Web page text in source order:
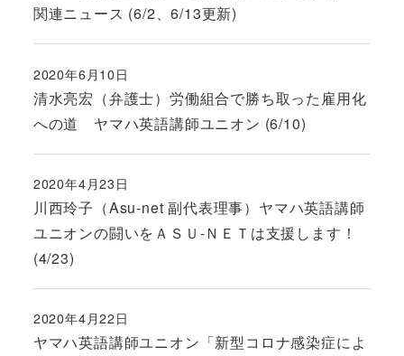
関連ニュース (6/2、6/13更新)
清水亮宏（弁護士）労働組合で勝ち取った雇用化
への道 ヤマハ英語講師ユニオン (6/10)
投稿日
2020年6月10日
川西玲子（Asu-net 副代表理事）ヤマハ英語講師
ユニオンの闘いをＡＳＵ-ＮＥＴは支援します！
(4/23)
投稿日
2020年4月23日
ヤマハ英語講師ユニオン「新型コロナ感染症によ
投稿日
2020年4月22日